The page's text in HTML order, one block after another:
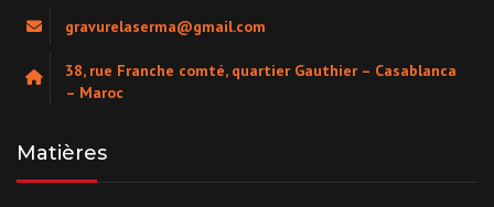
gravurelaserma@gmail.com
38, rue Franche comté, quartier Gauthier – Casablanca
– Maroc
Matières